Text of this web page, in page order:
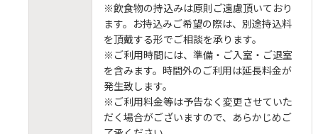
※飲食物の持込みは原則ご遠慮頂いており
ます。お持込みご希望の際は、別途持込料
を頂戴する形でご相談を承ります。
※ご利用時間には、準備・ご入室・ご退室
を含みます。時間外のご利用は延長料金が
発生致します。
※ご利用料金等は予告なく変更させていた
だく場合がございますので、あらかじめご